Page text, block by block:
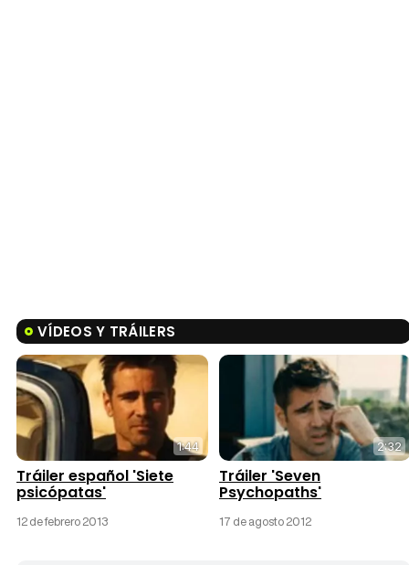
VÍDEOS Y TRÁILERS
1:44
Tráiler español 'Siete
psicópatas'
12 de febrero 2013
2:32
Tráiler 'Seven
Psychopaths'
17 de agosto 2012